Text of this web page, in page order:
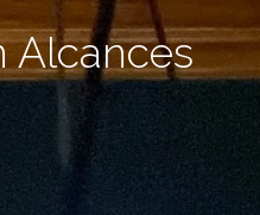
Alcances